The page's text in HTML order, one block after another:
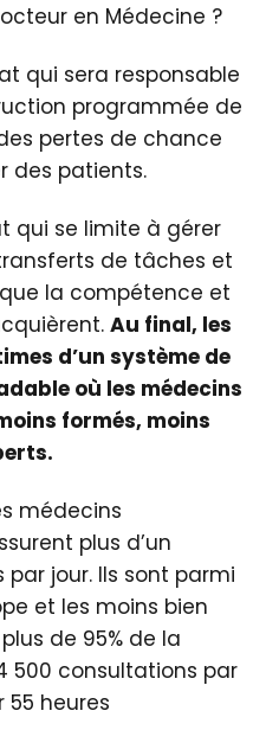
en Médecine ?
qui sera responsable
programmée de
pertes de chance
des patients.
qui se limite à gérer
de tâches et
la compétence et
Au final, les
d’un système de
où les médecins
formés, moins
médecins
plus d’un
jour. Ils sont parmi
et les moins bien
de 95% de la
500 consultations par
heures